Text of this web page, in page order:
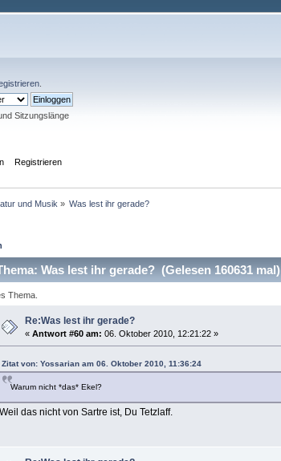
Sitzungslänge
Registrieren
und Musik » Was lest ihr gerade?
Was lest ihr gerade? (Gelesen 160631 mal)
Thema.
Re:Was lest ihr gerade?
«Antwort #60 am: 06. Oktober 2010, 12:21:22 »
Zitat von: Yossarian am 06. Oktober 2010, 11:36:24
Warum nicht *das* Ekel?
Weil das nicht von Sartre ist, Du Tetzlaff.